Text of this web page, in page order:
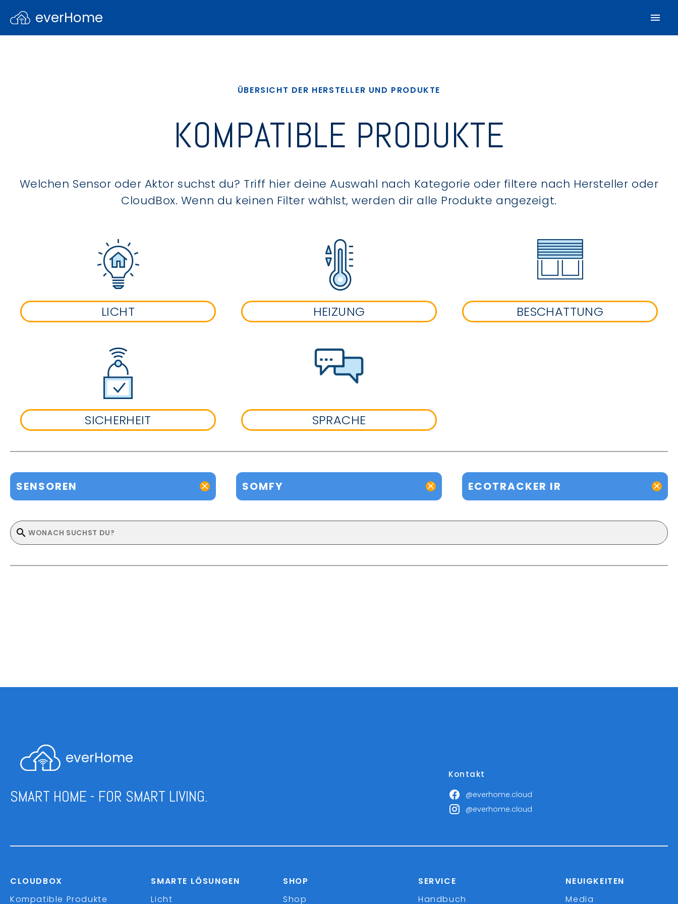
everHome
ÜBERSICHT DER HERSTELLER UND PRODUKTE
KOMPATIBLE PRODUKTE
Welchen Sensor oder Aktor suchst du? Triff hier deine Auswahl nach Kategorie oder filtere nach Hersteller oder
CloudBox. Wenn du keinen Filter wählst, werden dir alle Produkte angezeigt.
LICHT HEIZUNG BESCHATTUNG
SICHERHEIT SPRACHE
SENSOREN SOMFY ECOTRACKER IR
everHome
SMART HOME - FOR SMART LIVING.
Kontakt
@everhome.cloud
@everhome.cloud
CLOUDBOX
Kompatible Produkte
SMARTE LÖSUNGEN
Licht
SHOP
Shop
SERVICE
Handbuch
NEUIGKEITEN
Media